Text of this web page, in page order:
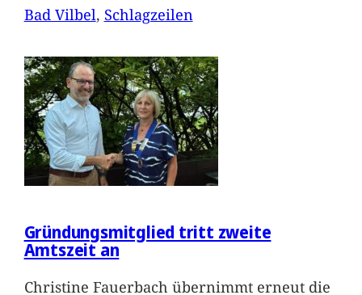
Bad Vilbel, Schlagzeilen
Gründungsmitglied tritt zweite
Amtszeit an
Christine Fauerbach übernimmt erneut die